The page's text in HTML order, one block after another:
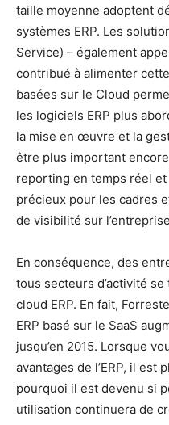
taille moyenne adoptent
systèmes ERP. Les
Service) – également
contribué à alimenter
basées sur le Cloud
les logiciels ERP plus
la mise en œuvre et la
être plus important
reporting en temps réel
précieux pour les cadres
de visibilité sur
En conséquence, des
tous secteurs d’activité
cloud ERP. En fait,
ERP basé sur le SaaS
jusqu’en 2015. Lorsque
avantages de l’ERP, il est
pourquoi il est devenu si
utilisation continuera de